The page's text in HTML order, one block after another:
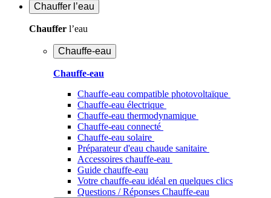
Chauffer l’eau
Chauffer l’eau
Chauffe-eau
Chauffe-eau
Chauffe-eau compatible photovoltaïque
Chauffe-eau électrique
Chauffe-eau thermodynamique
Chauffe-eau connecté
Chauffe-eau solaire
Préparateur d'eau chaude sanitaire
Accessoires chauffe-eau
Guide chauffe-eau
Votre chauffe-eau idéal en quelques clics
Questions / Réponses Chauffe-eau